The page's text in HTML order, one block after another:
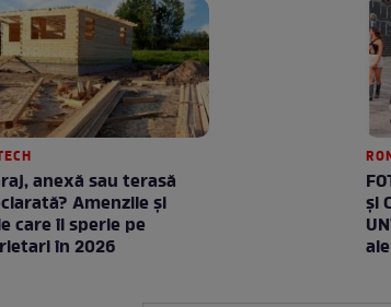
anexă sau terasă
Amenzile și
care îi sperie pe
în 2026
şi